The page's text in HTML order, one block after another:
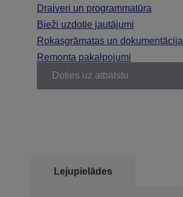
Draiveri un programmatūra
Bieži uzdotie jautājumi
Rokasgrāmatas un dokumentācija
Remonta pakalpojumi
Doties uz atbalstu
Lejupielādes